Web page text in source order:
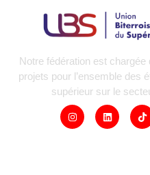
Notre fédération est chargée
projets pour l’ensemble des
supérieur sur le